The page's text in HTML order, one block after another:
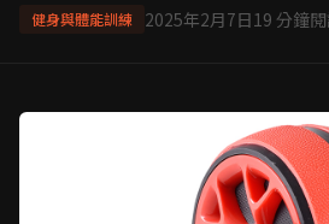
健身與體能訓練 2025年2月7日19 分鐘